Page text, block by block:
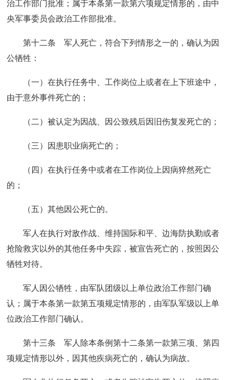
治工作部门批准；属于本条第一款第六项规定情形的，由中
央军事委员会政治工作部批准。
第十二条 军人死亡，符合下列情形之一的，确认为因
公牺牲：
（一）在执行任务中、工作岗位上或者在上下班途中，
由于意外事件死亡的；
（二）被认定为因战、因公致残后因旧伤复发死亡的；
（三）因患职业病死亡的；
（四）在执行任务中或者在工作岗位上因病猝然死亡
的；
（五）其他因公死亡的。
军人在执行对敌作战、维持国际和平、边海防执勤或者
抢险救灾以外的其他任务中失踪，被宣告死亡的，按照因公
牺牲对待。
军人因公牺牲，由军队团级以上单位政治工作部门确
认；属于本条第一款第五项规定情形的，由军队军级以上单
位政治工作部门确认。
第十三条 军人除本条例第十二条第一款第三项、第四
项规定情形以外，因其他疾病死亡的，确认为病故。